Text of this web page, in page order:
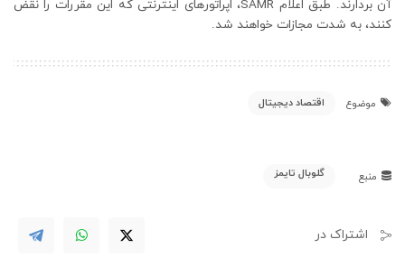
آن بردارند. طبق اعلام SAMR، اپراتورهای اینترنتی که این مقررات را نقض
کنند، به شدت مجازات خواهند شد.
موضوع اقتصاد دیجیتال
منبع گلوبال تایمز
اشتراک در